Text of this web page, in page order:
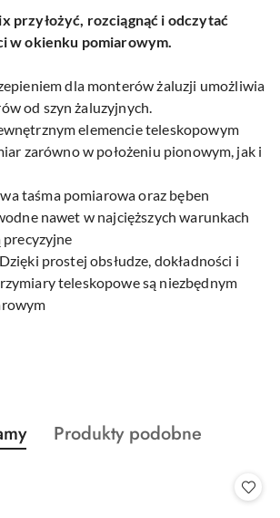
przyłożyć, rozciągnąć i odczytać
w okienku pomiarowym.
dla monterów żaluzji umożliwia
od szyn żaluzyjnych.
elemencie teleskopowym
zarówno w położeniu pionowym, jak i
taśma pomiarowa oraz bęben
nawet w najcięższych warunkach
prostej obsłudze, dokładności i
teleskopowe są niezbędnym
produktów
Produkty
Produkty podobne